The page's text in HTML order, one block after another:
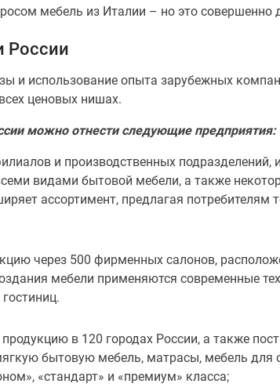
мебель из Италии – но это совершенно
России
и использование опыта зарубежных
ценовых нишах.
можно отнести следующие предприятия:
и производственных
видами бытовой мебели, а также
ассортимент, предлагая потребителям
через 500 фирменных салонов,
мебели применяются современные
в 120 городах России, а также
бытовую мебель, матрасы, мебель
«стандарт» и «премиум» класса;